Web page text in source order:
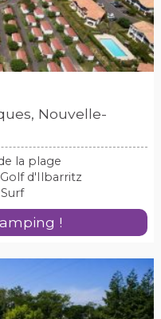
Nouvelle-
la plage
d'Ilbarritz
!